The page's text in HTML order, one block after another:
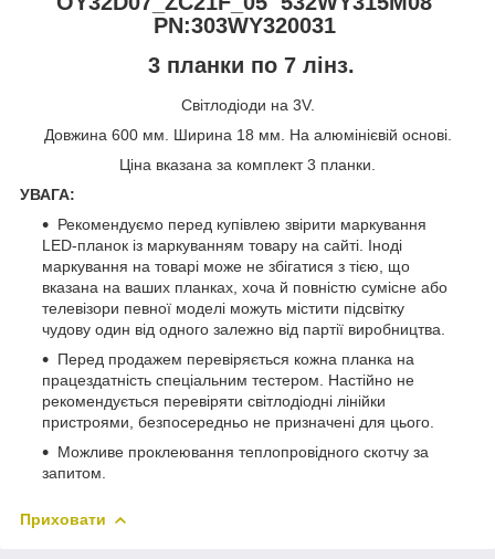
PN:303WY320031
3 планки по 7 лінз.
Світлодіоди на 3V.
Довжина 600 мм. Ширина 18 мм. На алюмінієвій основі.
Ціна вказана за комплект 3 планки.
УВАГА:
Рекомендуємо перед купівлею звірити маркування
LED-планок із маркуванням товару на сайті. Іноді
маркування на товарі може не збігатися з тією, що
вказана на ваших планках, хоча й повністю сумісне або
телевізори певної моделі можуть містити підсвітку
чудову один від одного залежно від партії виробництва.
Перед продажем перевіряється кожна планка на
працездатність спеціальним тестером. Настійно не
рекомендується перевіряти світлодіодні лінійки
пристроями, безпосередньо не призначені для цього.
Можливе проклеювання теплопровідного скотчу за
запитом.
Приховати